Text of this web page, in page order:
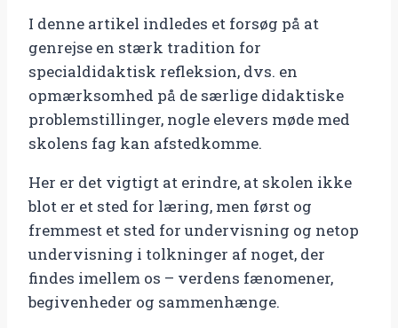
til
verden
antal
I denne artikel indledes et forsøg på at
genrejse en stærk tradition for
specialdidaktisk refleksion, dvs. en
opmærksomhed på de særlige didaktiske
problemstillinger, nogle elevers møde med
skolens fag kan afstedkomme.
Her er det vigtigt at erindre, at skolen ikke
blot er et sted for læring, men først og
fremmest et sted for undervisning og netop
undervisning i tolkninger af noget, der
findes imellem os – verdens fænomener,
begivenheder og sammenhænge.